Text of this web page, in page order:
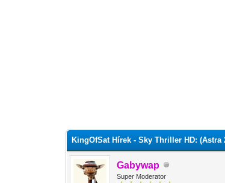
KingOfSat Hírek - Sky Thriller HD: (Astra
Gabywap
Super Moderator